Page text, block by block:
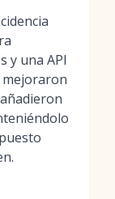
y una API
mejoraron